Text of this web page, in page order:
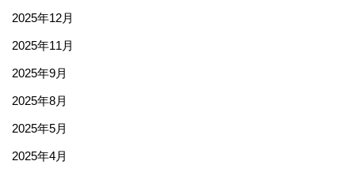
2025年12月
2025年11月
2025年9月
2025年8月
2025年5月
2025年4月